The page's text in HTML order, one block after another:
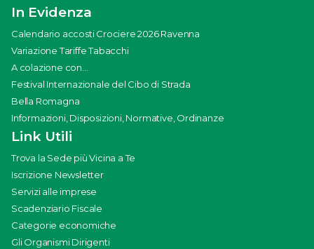
In Evidenza
Calendario accosti Crociere 2026 Ravenna
Variazione Tariffe Tabacchi
A colazione con...
Festival Internazionale del Cibo di Strada
Bella Romagna
Informazioni, Disposizioni, Normative, Ordinanze
Link Utili
Trova la Sede più Vicina a Te
Iscrizione Newsletter
Servizi alle imprese
Scadenziario Fiscale
Categorie economiche
Gli Organismi Dirigenti